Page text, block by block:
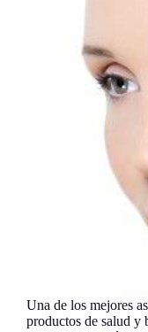
Una de los mejores
productos de salud y